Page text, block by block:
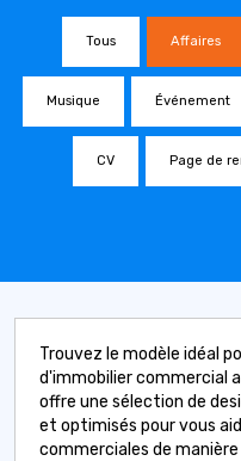
Tous Affaires
Musique Événement
CV Page de
Trouvez le modèle idéal
d'immobilier commercial
offre une sélection de
et optimisés pour vous
commerciales de